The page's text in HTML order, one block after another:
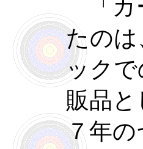
「カ
たの
ック
販品
７年